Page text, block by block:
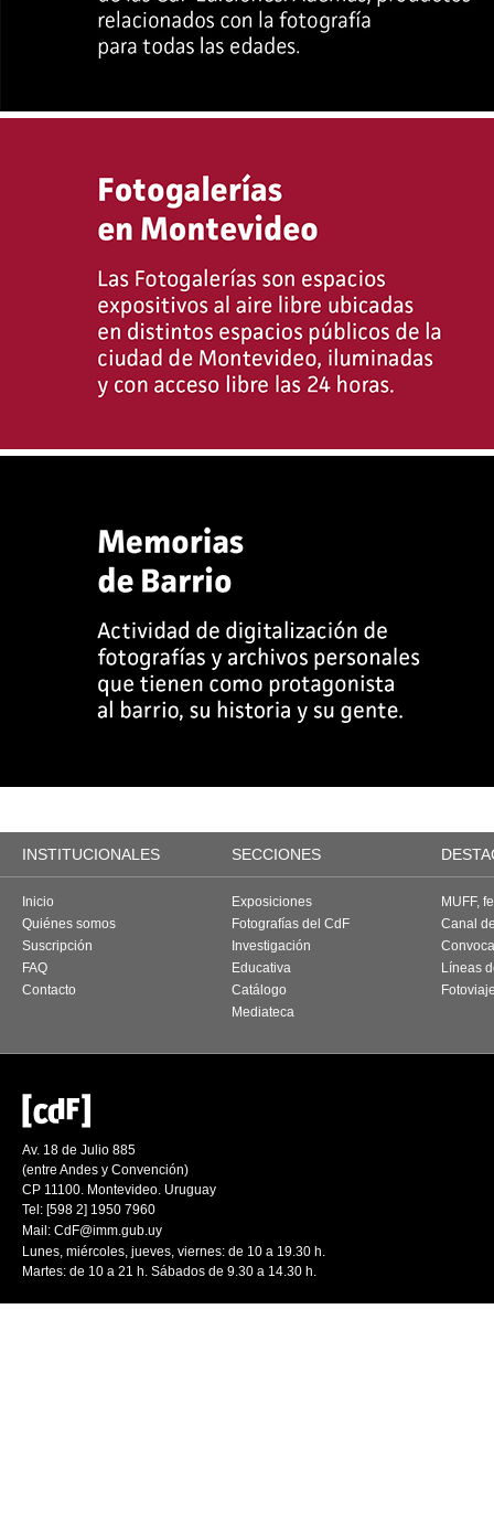
INSTITUCIONALES SECCIONES
Inicio
Quiénes somos
Suscripción
FAQ
Contacto
Exposiciones
Fotografías del CdF
Investigación
Educativa
Catálogo
Mediateca
MUFF,
Canal
Líneas
Av. 18 de Julio 885
(entre Andes y Convención)
CP 11100. Montevideo. Uruguay
Tel: [598 2] 1950 7960
Mail: CdF@imm.gub.uy
Lunes, miércoles, jueves, viernes: de 10 a 19.30 h.
Martes: de 10 a 21 h. Sábados de 9.30 a 14.30 h.